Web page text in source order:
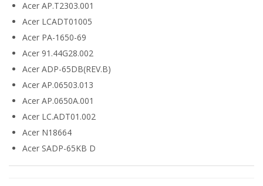
Acer AP.T2303.001
Acer LCADT01005
Acer PA-1650-69
Acer 91.44G28.002
Acer ADP-65DB(REV.B)
Acer AP.06503.013
Acer AP.0650A.001
Acer LC.ADT01.002
Acer N18664
Acer SADP-65KB D